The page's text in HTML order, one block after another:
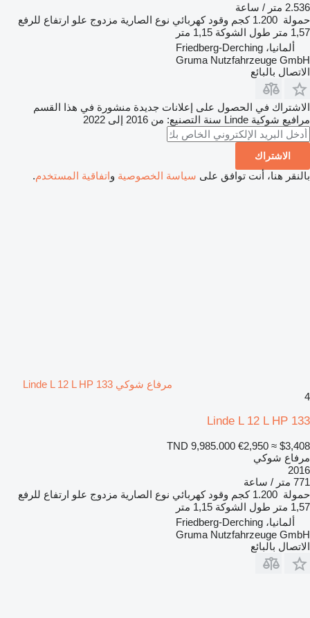
2.536 متر / ساعة
حمولة 1.200 كجم وقود كهربائي نوع الصارية مزدوج علو ارتفاع للرفع
1,57 متر
طول الشوكة 1,15 متر
ألمانيا، Friedberg-Derching
Gruma Nutzfahrzeuge GmbH
الاتصال بالبائع
الاشتراك في الحصول على إعلانات جديدة منشورة في هذا القسم
مرافيع شوكية Linde سنة التصنيع: من 2016 إلى 2022
الاشتراك
بالنقر هنا، أنت توافق على سياسة الخصوصية واتفاقية المستخدم.
مرفاع شوكي Linde L 12 L HP 133
4
Linde L 12 L HP 133
TND 9,985.000 €2,950 ≈ $3,408
مرفاع شوكي
2016
771 متر / ساعة
حمولة 1.200 كجم وقود كهربائي نوع الصارية مزدوج علو ارتفاع للرفع
1,57 متر
طول الشوكة 1,15 متر
ألمانيا، Friedberg-Derching
Gruma Nutzfahrzeuge GmbH
الاتصال بالبائع